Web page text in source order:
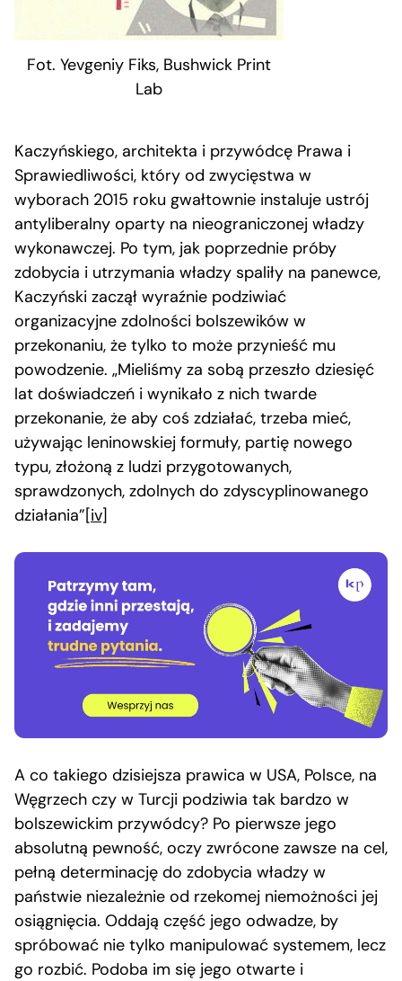
Fot. Yevgeniy Fiks, Bushwick Print
Lab
Kaczyńskiego, architekta i przywódcę Prawa i
Sprawiedliwości, który od zwycięstwa w
wyborach 2015 roku gwałtownie instaluje ustrój
antyliberalny oparty na nieograniczonej władzy
wykonawczej. Po tym, jak poprzednie próby
zdobycia i utrzymania władzy spaliły na panewce,
Kaczyński zaczął wyraźnie podziwiać
organizacyjne zdolności bolszewików w
przekonaniu, że tylko to może przynieść mu
powodzenie. „Mieliśmy za sobą przeszło dziesięć
lat doświadczeń i wynikało z nich twarde
przekonanie, że aby coś zdziałać, trzeba mieć,
używając leninowskiej formuły, partię nowego
typu, złożoną z ludzi przygotowanych,
sprawdzonych, zdolnych do zdyscyplinowanego
działania”[iv]
A co takiego dzisiejsza prawica w USA, Polsce, na
Węgrzech czy w Turcji podziwia tak bardzo w
bolszewickim przywódcy? Po pierwsze jego
absolutną pewność, oczy zwrócone zawsze na cel,
pełną determinację do zdobycia władzy w
państwie niezależnie od rzekomej niemożności jej
osiągnięcia. Oddają część jego odwadze, by
spróbować nie tylko manipulować systemem, lecz
go rozbić. Podoba im się jego otwarte i